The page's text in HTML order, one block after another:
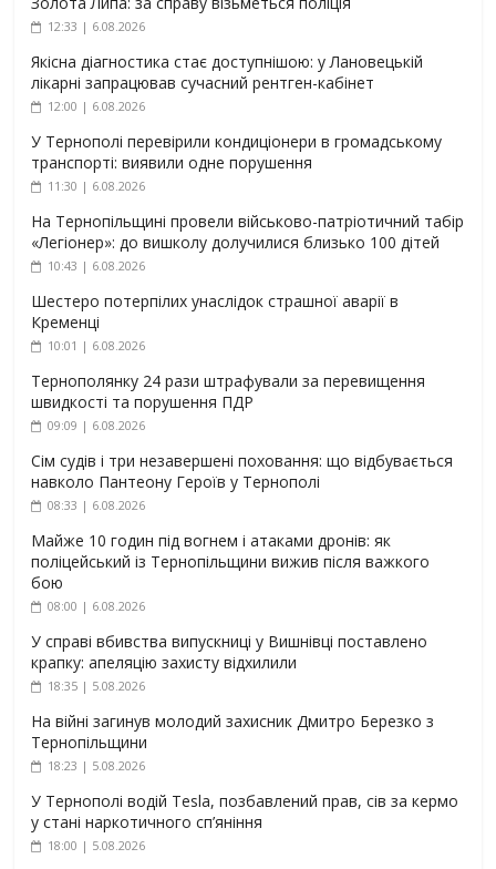
12:33 | 6.08.2026
Якісна діагностика стає доступнішою: у Лановецькій
лікарні запрацював сучасний рентген-кабінет
12:00 | 6.08.2026
У Тернополі перевірили кондиціонери в громадському
транспорті: виявили одне порушення
11:30 | 6.08.2026
На Тернопільщині провели військово-патріотичний табір
«Легіонер»: до вишколу долучилися близько 100 дітей
10:43 | 6.08.2026
Шестеро потерпілих унаслідок страшної аварії в
Кременці
10:01 | 6.08.2026
Тернополянку 24 рази штрафували за перевищення
швидкості та порушення ПДР
09:09 | 6.08.2026
Сім судів і три незавершені поховання: що відбувається
навколо Пантеону Героїв у Тернополі
08:33 | 6.08.2026
Майже 10 годин під вогнем і атаками дронів: як
поліцейський із Тернопільщини вижив після важкого
бою
08:00 | 6.08.2026
У справі вбивства випускниці у Вишнівці поставлено
крапку: апеляцію захисту відхилили
18:35 | 5.08.2026
На війні загинув молодий захисник Дмитро Березко з
Тернопільщини
18:23 | 5.08.2026
У Тернополі водій Tesla, позбавлений прав, сів за кермо
у стані наркотичного сп’яніння
18:00 | 5.08.2026